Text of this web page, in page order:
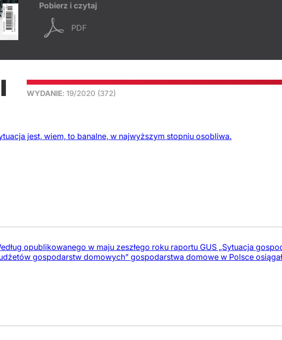
Pobierz i czytaj
PDF
WYDANIE: 19/2020 (372)
jest, wiem, to banalne, w najwyższym stopniu osobliwa.
opublikowanego w maju zeszłego roku raportu GUS „Sytuacja
gospodarstw domowych” gospodarstwa domowe w Polsce